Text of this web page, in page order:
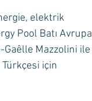
elektrik
Pool Batı Avrupa
Mazzolini ile
için